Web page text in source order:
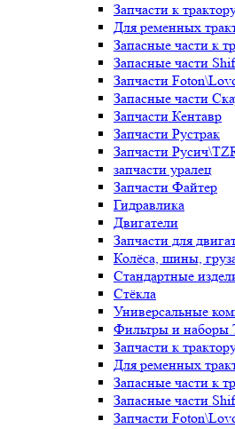
Запчасти к
Для ременных
Запасные части к
Запасные части
Запчасти
Запасные части
Запчасти Кентавр
Запчасти Рустрак
Запчасти
запчасти уралец
Запчасти Файтер
Гидравлика
Двигатели
Запчасти для
Колёса, шины,
Стандартные
Стёкла
Универсальные
Фильтры и наборы
Запчасти к
Для ременных
Запасные части к
Запасные части
Запчасти